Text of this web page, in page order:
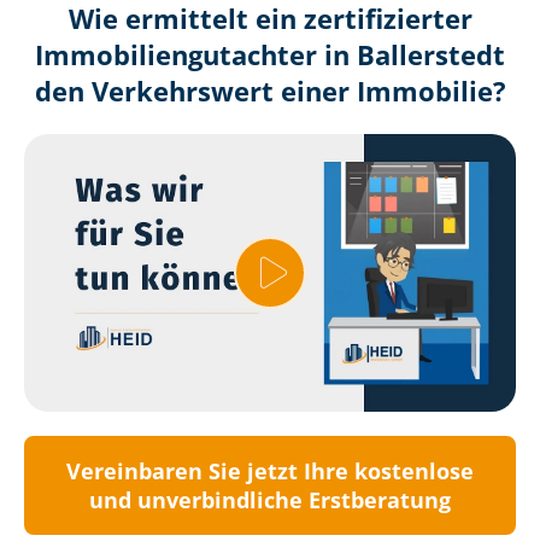
Wie ermittelt ein zertifizierter
Immobilien­gutachter in Ballerstedt
den Verkehrswert einer Immobilie?
Vereinbaren Sie jetzt Ihre kostenlose
und unverbindliche Erstberatung